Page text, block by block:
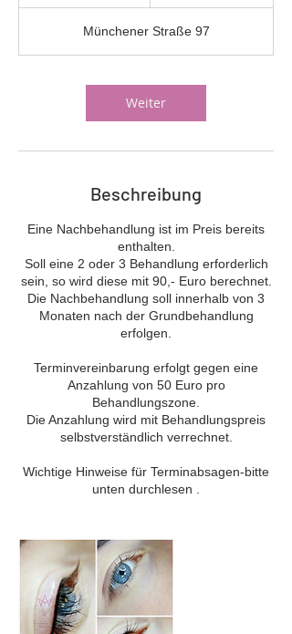
d
Münchener Straße 97
Weiter
Beschreibung
Eine Nachbehandlung ist im Preis bereits
enthalten.
Soll eine 2 oder 3 Behandlung erforderlich
sein, so wird diese mit 90,- Euro berechnet.
Die Nachbehandlung soll innerhalb von 3
Monaten nach der Grundbehandlung
erfolgen.
Terminvereinbarung erfolgt gegen eine
Anzahlung von 50 Euro pro
Behandlungszone.
Die Anzahlung wird mit Behandlungspreis
selbstverständlich verrechnet.
Wichtige Hinweise für Terminabsagen-bitte
unten durchlesen .